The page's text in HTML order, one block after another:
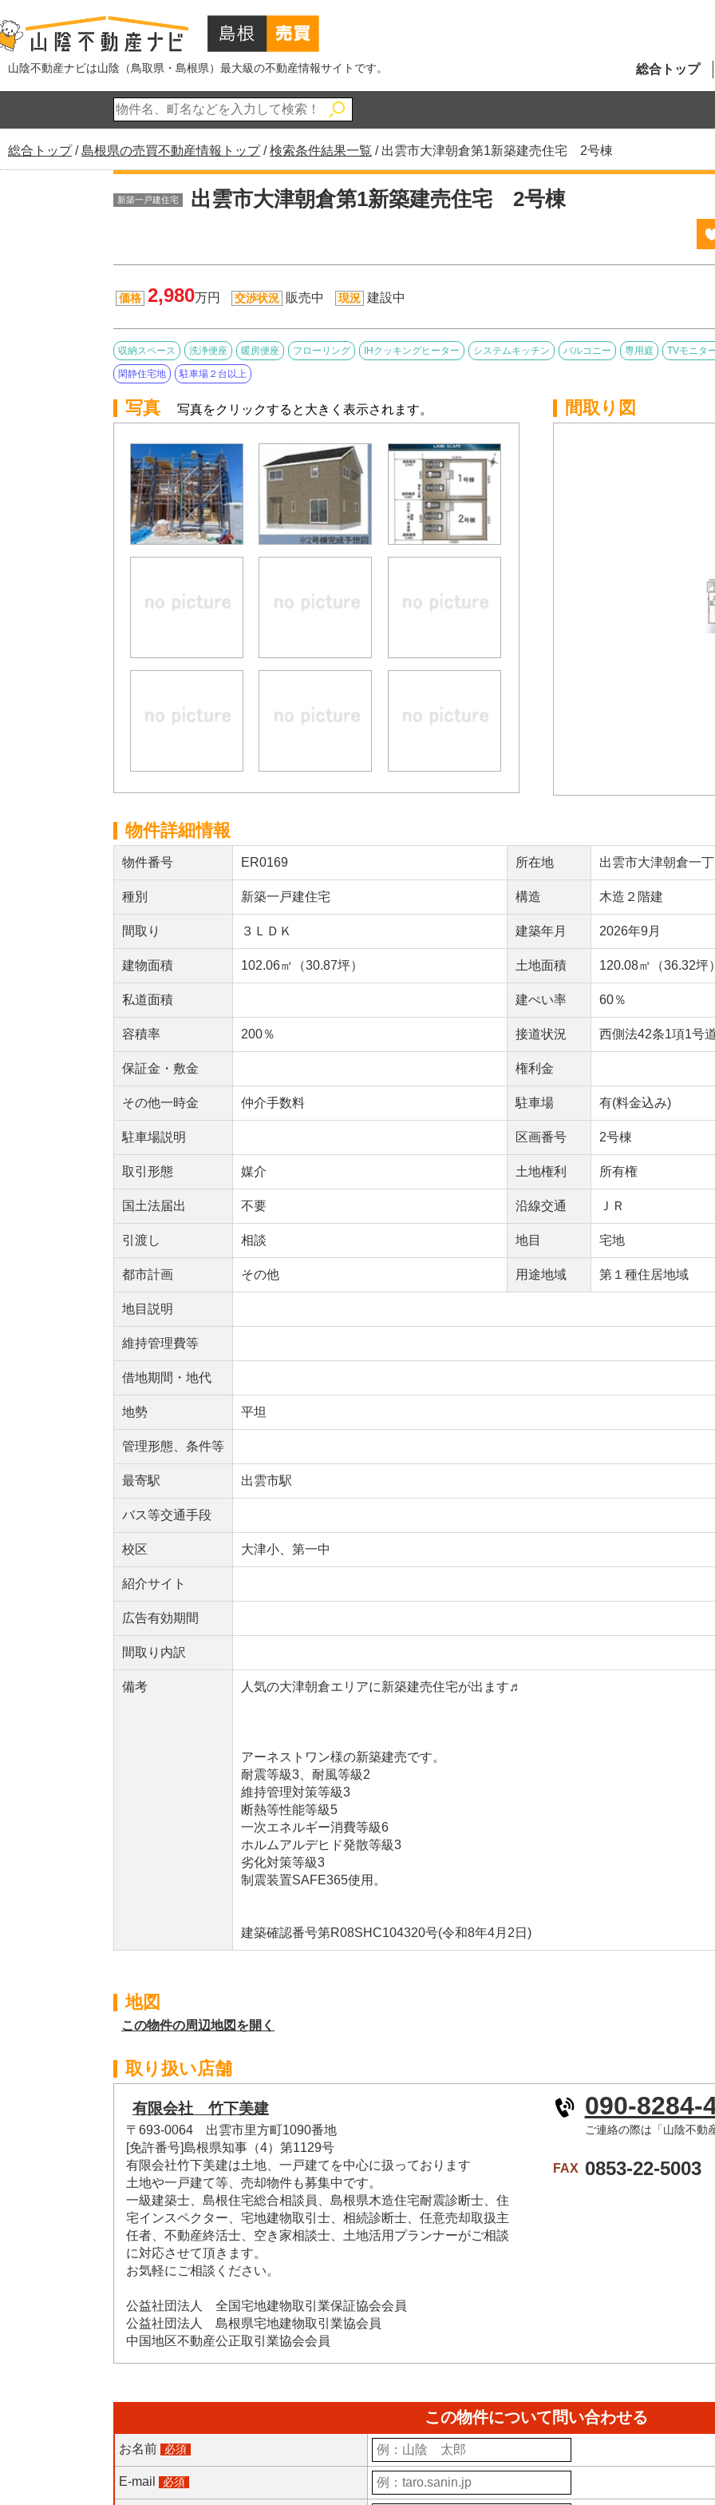
山陰不動産ナビは山陰（鳥取県・島根県）最大級の不動産情報サイトです。 総合トップ
現
在
総合トップ/島根県の売買不動産情報トップ/検索条件結果一覧 / 出雲市大津朝倉第1新築建売住宅 2号棟
新築一戸建住宅 出雲市大津朝倉第1新築建売住宅 2号棟
価格 2,980万円 交渉状況 販売中 現況 建設中
収納スペース 洗浄便座 暖房便座 フローリング IHクッキングヒーター システムキッチン バルコニー 専用庭 TVモニタ
閑静住宅地 駐車場２台以上
写真 写真をクリックすると大きく表示されます。 間取り図
物件詳細情報
物件番号 ER0169 所在地 出雲市大津朝倉一丁
種別 新築一戸建住宅 構造 木造２階建
間取り ３ＬＤＫ 建築年月 2026年9月
建物面積 102.06㎡（30.87坪） 土地面積 120.08㎡（36.32坪）
私道面積 建ぺい率 60％
容積率 200％ 接道状況 西側法42条1項1号
保証金・敷金 権利金
その他一時金 仲介手数料 駐車場 有(料金込み)
駐車場説明 区画番号 2号棟
取引形態 媒介 土地権利 所有権
国土法届出 不要 沿線交通 ＪＲ
引渡し 相談 地目 宅地
都市計画 その他 用途地域 第１種住居地域
地目説明
維持管理費等
借地期間・地代
地勢 平坦
管理形態、条件等
最寄駅 出雲市駅
バス等交通手段
校区 大津小、第一中
紹介サイト
広告有効期間
間取り内訳
備考 人気の大津朝倉エリアに新築建売住宅が出ます♬
アーネストワン様の新築建売です。
耐震等級3、耐風等級2
維持管理対策等級3
断熱等性能等級5
一次エネルギー消費等級6
ホルムアルデヒド発散等級3
劣化対策等級3
制震装置SAFE365使用。
建築確認番号第R08SHC104320号(令和8年4月2日)
地図
この物件の周辺地図を開く
取り扱い店舗
有限会社 竹下美建
〒693-0064 出雲市里方町1090番地
[免許番号]島根県知事（4）第1129号
有限会社竹下美建は土地、一戸建てを中心に扱っております
土地や一戸建て等、売却物件も募集中です。
一級建築士、島根住宅総合相談員、島根県木造住宅耐震診断士、住
宅インスペクター、宅地建物取引士、相続診断士、任意売却取扱主
任者、不動産終活士、空き家相談士、土地活用プランナーがご相談
に対応させて頂きます。
お気軽にご相談ください。
公益社団法人 全国宅地建物取引業保証協会会員
公益社団法人 島根県宅地建物取引業協会員
中国地区不動産公正取引業協会会員
090-8284-
ご連絡の際は「山陰不動
FAX 0853-22-5003